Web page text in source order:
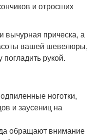
и отросших
вычурная прическа, а
вашей шевелюры,
погладить рукой.
ноготки,
и заусениц на
обращают внимание